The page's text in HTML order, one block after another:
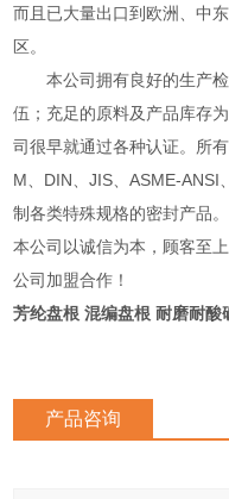
而且已大量出口到欧洲、中
区。
本公司拥有良好的生产检
伍；充足的原料及产品库存
司很早就通过各种认证。所
M、DIN、JIS、ASME-ANSI
制各类特殊规格的密封产品。
本公司以诚信为本，顾客至
公司加盟合作！
芳纶盘根 混编盘根 耐磨耐酸
产品咨询